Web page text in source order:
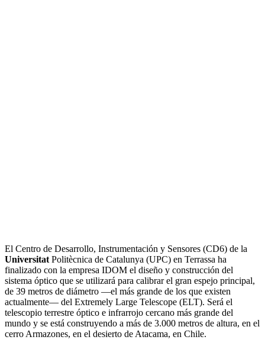
El Centro de Desarrollo, Instrumentación y Sensores (CD6) de la
Universitat Politècnica de Catalunya (UPC) en Terrassa ha
finalizado con la empresa IDOM el diseño y construcción del
sistema óptico que se utilizará para calibrar el gran espejo principal,
de 39 metros de diámetro —el más grande de los que existen
actualmente— del Extremely Large Telescope (ELT). Será el
telescopio terrestre óptico e infrarrojo cercano más grande del
mundo y se está construyendo a más de 3.000 metros de altura, en el
cerro Armazones, en el desierto de Atacama, en Chile.